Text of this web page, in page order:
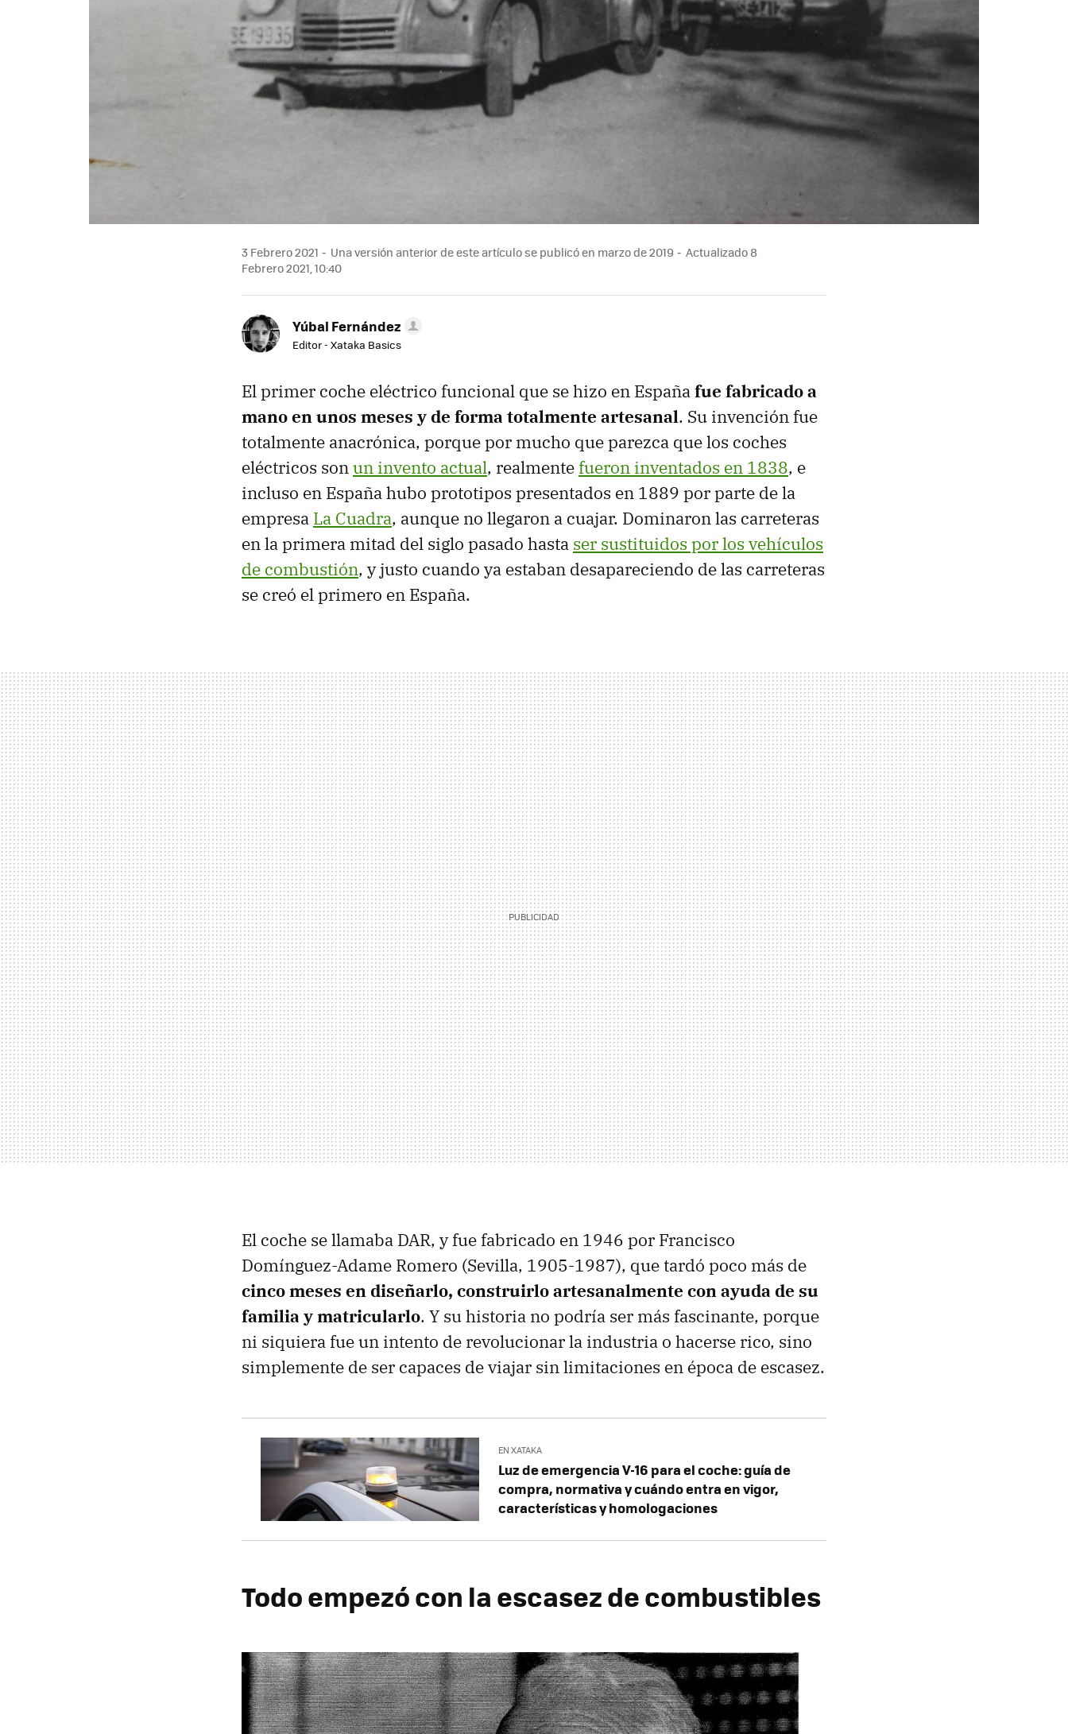
3 Febrero 2021 Una versión anterior de este artículo se publicó en marzo de 2019
Actualizado 8
Febrero 2021, 10:40
Yúbal Fernández
Editor - Xataka Basics
El primer coche eléctrico funcional que se hizo en Españafue fabricado a
mano en unos meses y de forma totalmente artesanal. Su invención fue
totalmente anacrónica, porque por mucho que parezca que los coches
eléctricos sonun invento actual, realmente fueron inventados en 1838, e
incluso en España hubo prototipos presentados en 1889 por parte de la
empresa La Cuadra, aunque no llegaron a cuajar. Dominaron las carreteras
en la primera mitad del siglo pasado hasta ser sustituidos por los vehículos
de combustión, y justo cuando ya estaban desapareciendo de las carreteras
se creó el primero en España.
El coche se llamaba DAR, y fue fabricado en 1946 por Francisco
Domínguez-Adame Romero (Sevilla, 1905-1987), que tardó poco más de
cinco meses en diseñarlo, construirlo artesanalmente con ayuda de su
familia y matricularlo. Y su historia no podría ser más fascinante, porque
ni siquiera fue un intento de revolucionar la industria o hacerse rico, sino
simplemente de ser capaces de viajar sin limitaciones en época de escasez.
EN XATAKA
Luz de emergencia V-16 para el coche: guía de
compra, normativa y cuándo entra en vigor,
características y homologaciones
Todo empezó con la escasez de combustibles